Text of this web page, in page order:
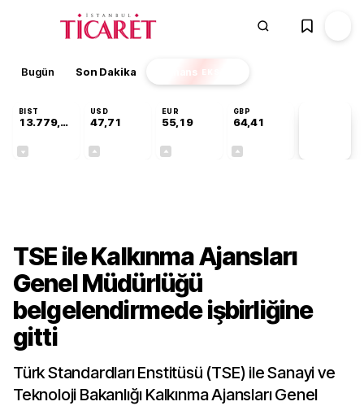
Bugün Son Dakika Finans EKSTRA
BIST
13.779,39
USD
47,71
EUR
55,19
GBP
64,41
TSE ile Kalkınma Ajansları
Genel Müdürlüğü
belgelendirmede işbirliğine
gitti
Türk Standardları Enstitüsü (TSE) ile Sanayi ve
Teknoloji Bakanlığı Kalkınma Ajansları Genel